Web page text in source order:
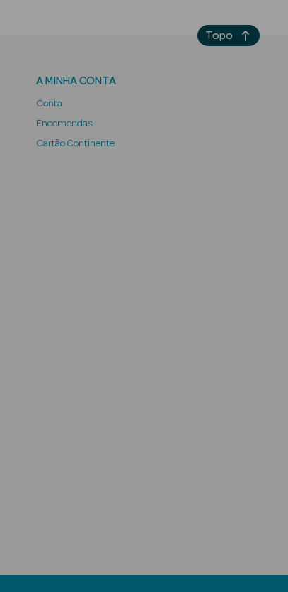
A MINHA CONTA
Conta
Encomendas
Cartão Continente
Topo